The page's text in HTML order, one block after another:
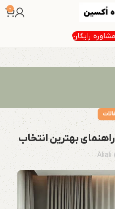
0
رایگان
بهترین انتخاب
Aliali